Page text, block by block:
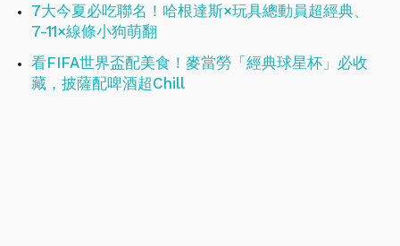
7大今夏必吃聯名！哈根達斯×玩具總動員超經典、
7-11×線條小狗萌翻
看FIFA世界盃配美食！麥當勞「經典球星杯」必收
藏，披薩配啤酒超Chill